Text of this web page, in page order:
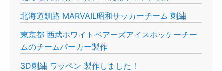
北海道釧路 MARVAIL昭和サッカーチーム 刺繍
東京都 西武ホワイトベアーズアイスホッケーチー
ムのチームパーカー製作
3D刺繍 ワッペン 製作しました！